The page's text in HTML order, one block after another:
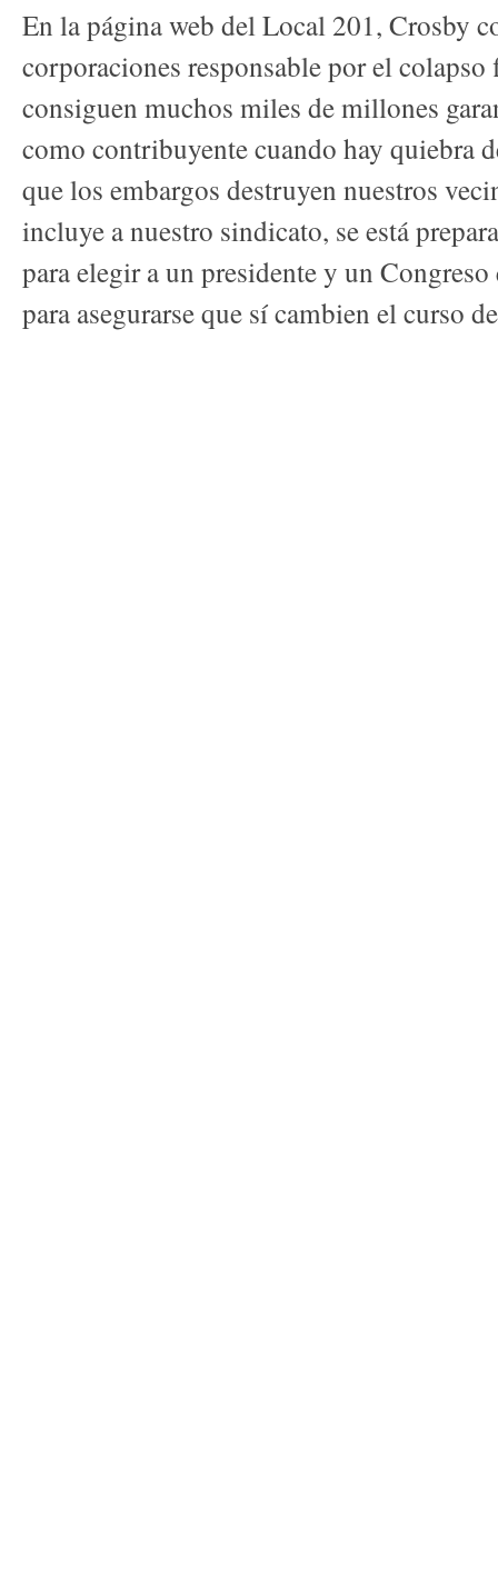
En la página web del Local 201, Crosby
corporaciones responsable por el colapso
consiguen muchos miles de millones
como contribuyente cuando hay quiebra
que los embargos destruyen nuestros
incluye a nuestro sindicato, se está
para elegir a un presidente y un
para asegurarse que sí cambien el curso